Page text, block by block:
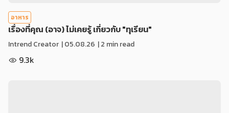
อาหาร
เรื่องที่คุณ (อาจ) ไม่เคยรู้ เกี่ยวกับ "ทุเรียน"
Intrend Creator |05.08.26 | 2 min read
9.3k